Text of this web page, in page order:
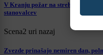
V Kranju požar na strehi
stanovalcev
Scena2 uri nazaj
Zvezde prinašajo nemiren dan,